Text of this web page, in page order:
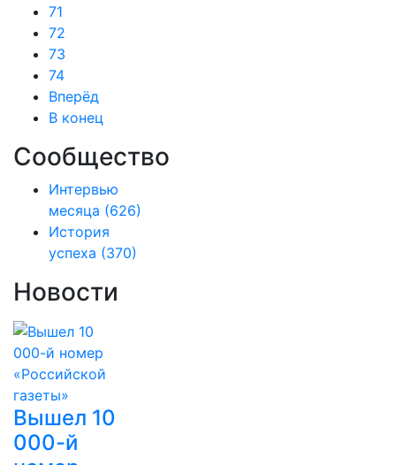
71
72
73
74
Вперёд
В конец
Сообщество
Интервью
месяца (626)
История
успеха (370)
Новости
Вышел 10
000-й